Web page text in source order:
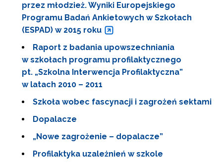
przez młodzież. Wyniki Europejskiego
Programu Badań Ankietowych w Szkołach
(ESPAD) w 2015 roku
Raport z badania upowszechniania
w szkołach programu profilaktycznego
pt. „Szkolna Interwencja Profilaktyczna”
w latach 2010 – 2011
Szkoła wobec fascynacji i zagrożeń sektami
Dopalacze
„Nowe zagrożenie – dopalacze”
Profilaktyka uzależnień w szkole